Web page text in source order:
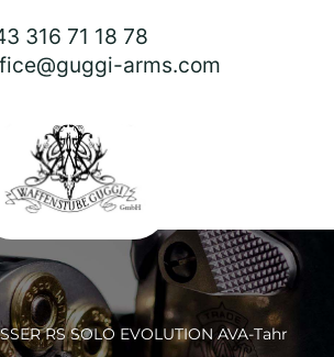
316 71 18 78
arms.com
RS SOLO EVOLUTION AVA-Tahr